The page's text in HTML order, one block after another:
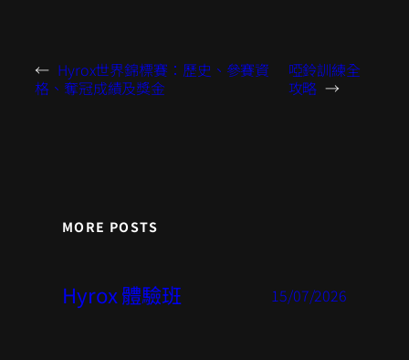
← Hyrox世界錦標賽：歷史、參賽資
格、奪冠成績及獎金
啞鈴訓練全
攻略 →
MORE POSTS
Hyrox 體驗班 15/07/2026